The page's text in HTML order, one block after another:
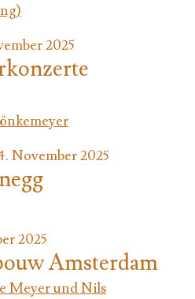
2025
November 2025
2025
Amsterdam
Meyer und Nils